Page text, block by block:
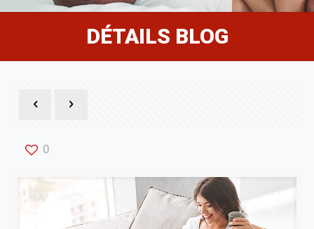
DÉTAILS BLOG
0